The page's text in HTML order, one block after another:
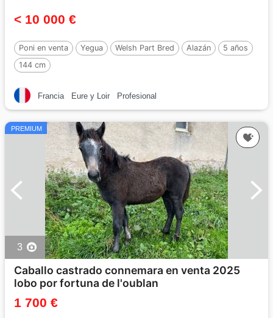
< 10 000 €
Poni en venta Yegua Welsh Part Bred Alazán
5 años
144 cm
Francia Eure y Loir Profesional
PREMIUM
3
Caballo castrado connemara en venta 2025
lobo por fortuna de l'oublan
1 700 €